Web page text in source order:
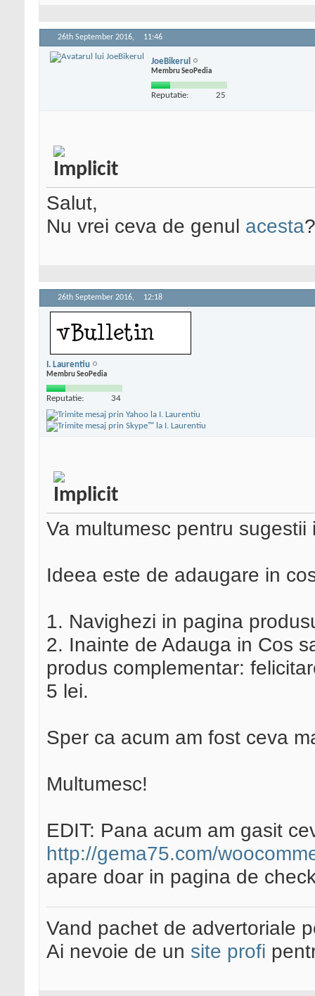
26th September 2016, 11:46
JoeBikerul
Membru SeoPedia
Reputatie: 25
Salut,
Nu vrei ceva de genul acesta?
26th September 2016, 12:18
I. Laurentiu
Membru SeoPedia
Reputatie: 34
Va multumesc pentru
Ideea este de adaugare in
1. Navighezi in pagina
2. Inainte de Adauga in Cos
produs complementar:
5 lei.
Sper ca acum am fost ceva
Multumesc!
EDIT: Pana acum am gasit
http://gema75.com/
apare doar in pagina de
Vand pachet de advertoriale
Ai nevoie de un site profi